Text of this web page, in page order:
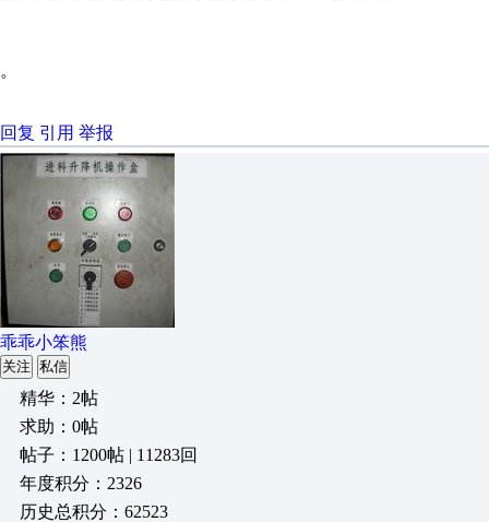
。
回复 引用 举报
乖乖小笨熊
关注 私信
精华：2帖
求助：0帖
帖子：1200帖 | 11283回
年度积分：2326
历史总积分：62523